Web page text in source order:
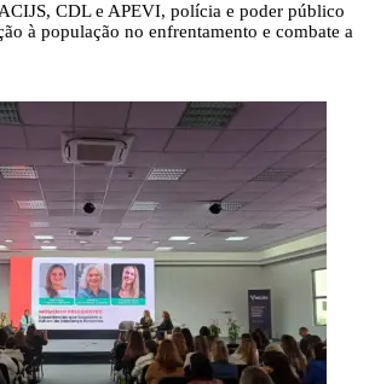
CDL e APEVI, polícia e poder público
à população no enfrentamento e combate a